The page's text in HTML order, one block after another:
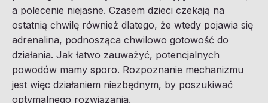
a polecenie niejasne. Czasem dzieci czekają na
ostatnią chwilę również dlatego, że wtedy pojawia się
adrenalina, podnosząca chwilowo gotowość do
działania. Jak łatwo zauważyć, potencjalnych
powodów mamy sporo. Rozpoznanie mechanizmu
jest więc działaniem niezbędnym, by poszukiwać
optymalnego rozwiązania.